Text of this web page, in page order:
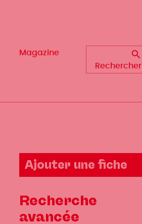
Magazine
Rechercher
Magazine
Rechercher
Ajouter une fiche
Recherche
avancée